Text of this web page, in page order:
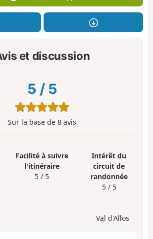
et discussion
5 / 5
Sur la base de 8 avis
Facilité à suivre
l'itinéraire
5 / 5
Intérêt du
circuit de
randonnée
5 / 5
Val d'Allos